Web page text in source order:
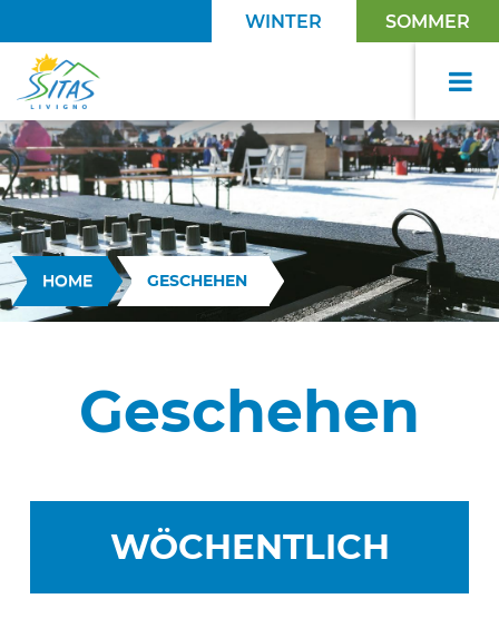
WINTER SOMMER
HOME GESCHEHEN
Geschehen
WÖCHENTLICH